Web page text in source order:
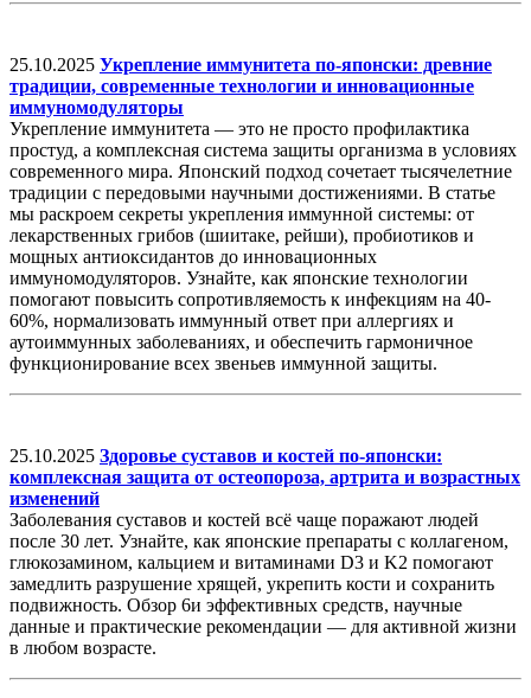
25.10.2025 Укрепление иммунитета по-японски: древние
традиции, современные технологии и инновационные
иммуномодуляторы
Укрепление иммунитета — это не просто профилактика
простуд, а комплексная система защиты организма в условиях
современного мира. Японский подход сочетает тысячелетние
традиции с передовыми научными достижениями. В статье
мы раскроем секреты укрепления иммунной системы: от
лекарственных грибов (шиитаке, рейши), пробиотиков и
мощных антиоксидантов до инновационных
иммуномодуляторов. Узнайте, как японские технологии
помогают повысить сопротивляемость к инфекциям на 40-
60%, нормализовать иммунный ответ при аллергиях и
аутоиммунных заболеваниях, и обеспечить гармоничное
функционирование всех звеньев иммунной защиты.
25.10.2025 Здоровье суставов и костей по-японски:
комплексная защита от остеопороза, артрита и возрастных
изменений
Заболевания суставов и костей всё чаще поражают людей
после 30 лет. Узнайте, как японские препараты с коллагеном,
глюкозамином, кальцием и витаминами D3 и K2 помогают
замедлить разрушение хрящей, укрепить кости и сохранить
подвижность. Обзор 6и эффективных средств, научные
данные и практические рекомендации — для активной жизни
в любом возрасте.